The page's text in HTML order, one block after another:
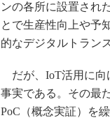
ンの各所に設置され
とで生産性向上や予
的なデジタルトラン
だが、IoT活用に向
事実である。その最
PoC（概念実証）を